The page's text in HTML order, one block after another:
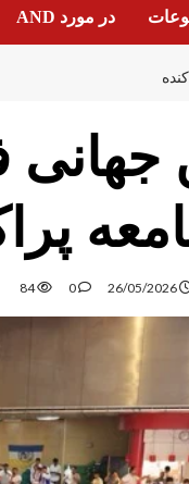
در مورد AND
26/05/2026
0
84